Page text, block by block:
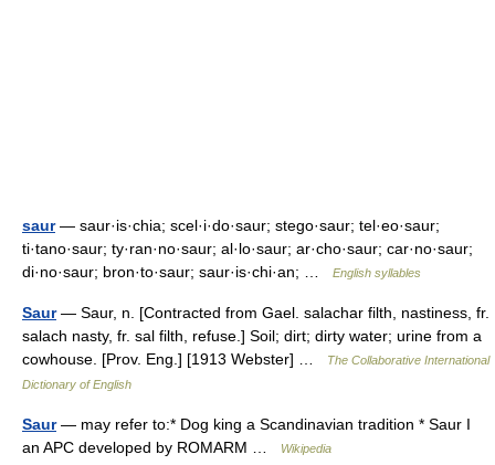
saur— saur·is·chia; scel·i·do·saur; stego·saur; tel·eo·saur;
ti·tano·saur; ty·ran·no·saur; al·lo·saur; ar·cho·saur; car·no·saur;
di·no·saur; bron·to·saur; saur·is·chi·an; …
English syllables
Saur— Saur, n. [Contracted from Gael. salachar filth, nastiness, fr.
salach nasty, fr. sal filth, refuse.] Soil; dirt; dirty water; urine from a
cowhouse. [Prov. Eng.] [1913 Webster] …
The Collaborative International
Dictionary of English
Saur— may refer to:* Dog king a Scandinavian tradition * Saur I
an APC developed by ROMARM …
Wikipedia